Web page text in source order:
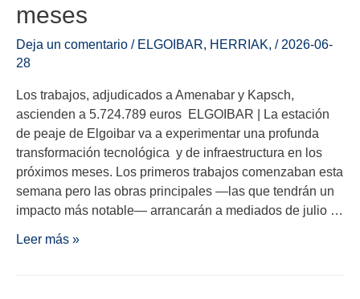
meses
Deja un comentario / ELGOIBAR, HERRIAK, / 2026-06-
28
Los trabajos, adjudicados a Amenabar y Kapsch,
ascienden a 5.724.789 euros ELGOIBAR | La estación
de peaje de Elgoibar va a experimentar una profunda
transformación tecnológica y de infraestructura en los
próximos meses. Los primeros trabajos comenzaban esta
semana pero las obras principales —las que tendrán un
impacto más notable— arrancarán a mediados de julio …
Leer más »